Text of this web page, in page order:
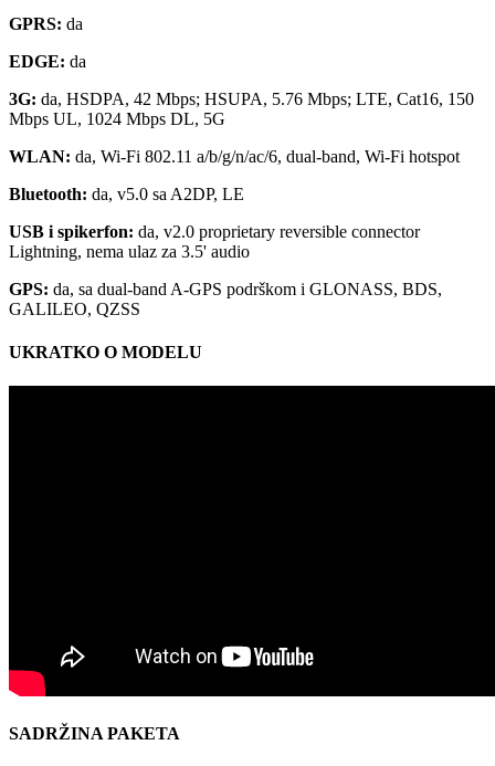
GPRS: da
EDGE: da
3G: da, HSDPA, 42 Mbps; HSUPA, 5.76 Mbps; LTE, Cat16, 150
Mbps UL, 1024 Mbps DL, 5G
WLAN: da, Wi-Fi 802.11 a/b/g/n/ac/6, dual-band, Wi-Fi hotspot
Bluetooth: da, v5.0 sa A2DP, LE
USB i spikerfon: da, v2.0 proprietary reversible connector
Lightning, nema ulaz za 3.5' audio
GPS: da, sa dual-band A-GPS podrškom i GLONASS, BDS,
GALILEO, QZSS
UKRATKO O MODELU
SADRŽINA PAKETA